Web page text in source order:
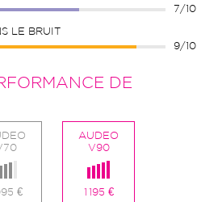
7/10
LE BRUIT
9/10
DE
€
AUDEO
V90
1 195 €